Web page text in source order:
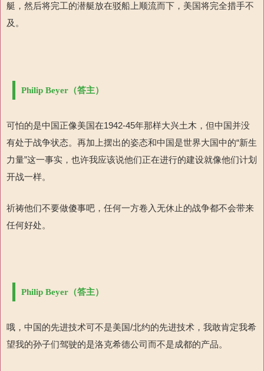
艇，然后将完工的潜艇放在驳船上顺流而下，美国将完全措手不
及。
Philip Beyer（答主）
可怕的是中国正像美国在1942-45年那样大兴土木，但中国并没
有处于战争状态。再加上摆出的姿态和中国是世界大国中的“新生
力量”这一事实，也许我应该说他们正在进行的建设就像他们计划
开战一样。
祈祷他们不要做傻事吧，任何一方卷入无休止的战争都不会带来
任何好处。
Philip Beyer（答主）
哦，中国的先进技术可不是美国/北约的先进技术，我敢肯定我希
望我的孙子们驾驶的是洛克希德公司而不是成都的产品。